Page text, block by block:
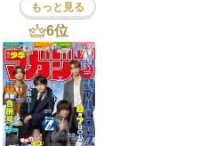
もっと見る
6位